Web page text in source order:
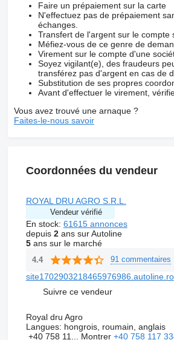
Faire un prépaiement sur la carte
N'effectuez pas de prépaiement
échanges.
Transfert de l'argent sur le compte
Méfiez-vous de ce genre de
Virement sur le compte d'une
Soyez vigilant(e), des fraudeurs
transférez pas d'argent en cas de
Substitution de ses propres
Avant d'effectuer le virement,
Vous avez trouvé une arnaque ?
Faites-le-nous savoir
Coordonnées du vendeur
ROYAL DRU AGRO S.R.L.
Vendeur vérifié
En stock: 61615 annonces
depuis 2ans sur Autoline
5ans sur le marché
4.4 91 commentaires
site1702903218465976986.autoline.ro
Suivre ce vendeur
Royal dru Agro
Langues: hongrois, roumain, anglais
+40 758 11... Montrer +40 758 117